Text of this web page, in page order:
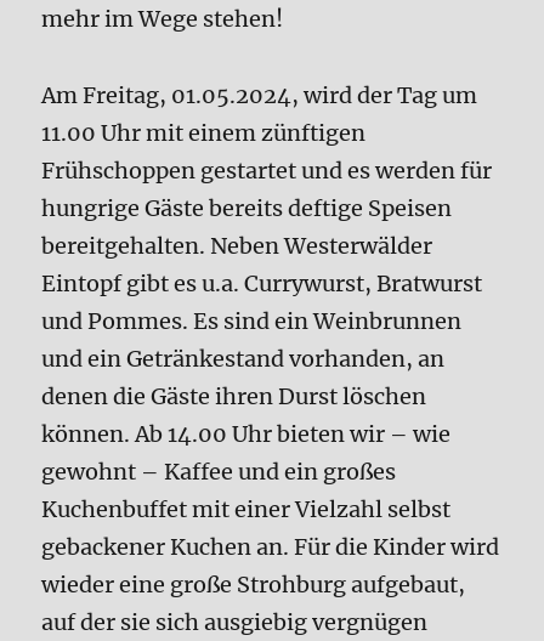
mehr im Wege stehen!
Am Freitag, 01.05.2024, wird der Tag um
11.00 Uhr mit einem zünftigen
Frühschoppen gestartet und es werden für
hungrige Gäste bereits deftige Speisen
bereitgehalten. Neben Westerwälder
Eintopf gibt es u.a. Currywurst, Bratwurst
und Pommes. Es sind ein Weinbrunnen
und ein Getränkestand vorhanden, an
denen die Gäste ihren Durst löschen
können. Ab 14.00 Uhr bieten wir – wie
gewohnt – Kaffee und ein großes
Kuchenbuffet mit einer Vielzahl selbst
gebackener Kuchen an. Für die Kinder wird
wieder eine große Strohburg aufgebaut,
auf der sie sich ausgiebig vergnügen